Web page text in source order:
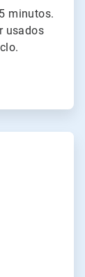
minutos.
usados